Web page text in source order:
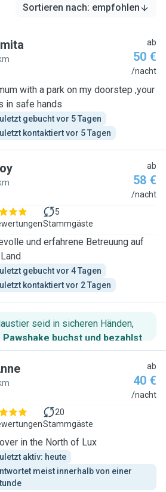
Sortieren nach: empfohlen
ab
50 €
/nacht
with a park on my doorstep ,your
in safe hands
gebucht vor 5 Tagen
kontaktiert vor 5 Tagen
ab
58 €
/nacht
5
Stammgäste
und erfahrene Betreuung auf
gebucht vor 4 Tagen
kontaktiert vor 2 Tagen
seid in sicheren Händen,
Pawshake buchst und bezahlst.
ab
40 €
/nacht
20
Stammgäste
in the North of Lux
aktiv: heute
meist innerhalb von einer